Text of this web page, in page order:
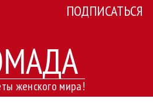
женского мира!
ПОДПИСАТЬСЯ